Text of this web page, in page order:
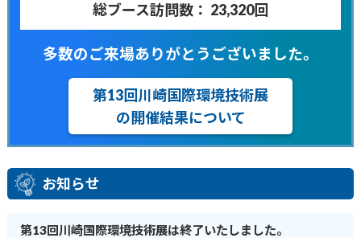
総ブース訪問数： 23,320回
多数のご来場ありがとうございました。
第13回川崎国際環境技術展
の開催結果について
お知らせ
第13回川崎国際環境技術展は終了いたしました。